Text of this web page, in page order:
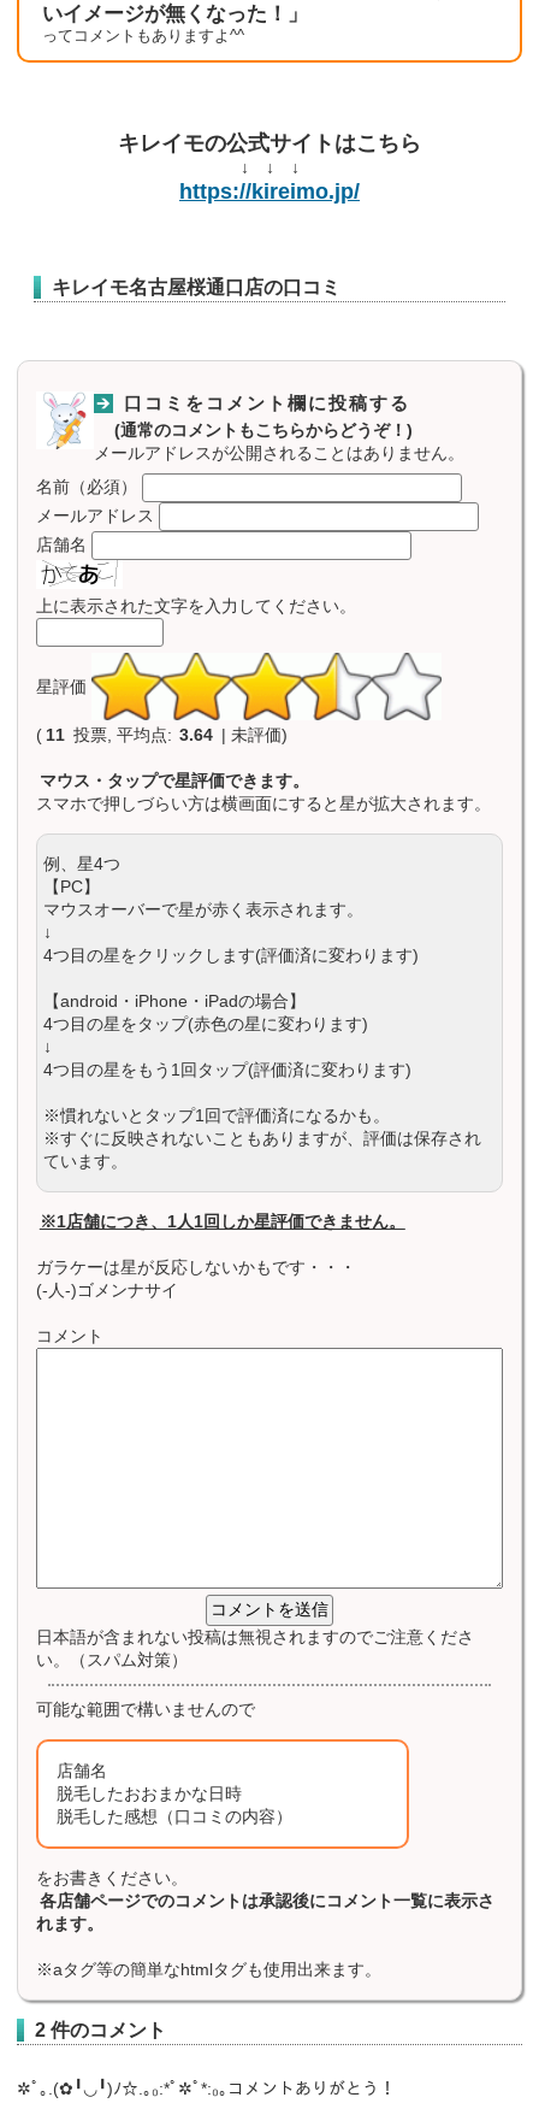
いイメージが無くなった！」
ってコメントもありますよ^^
キレイモの公式サイトはこちら
↓ ↓ ↓
https://kireimo.jp/
キレイモ名古屋桜通口店の口コミ
口コミをコメント欄に投稿する
(通常のコメントもこちらからどうぞ！)
メールアドレスが公開されることはありません。
名前（必須）
メールアドレス
店舗名
上に表示された文字を入力してください。
星評価
( 11 投票, 平均点: 3.64 | 未評価)
マウス・タップで星評価できます。
スマホで押しづらい方は横画面にすると星が拡大されます。
例、星4つ
【PC】
マウスオーバーで星が赤く表示されます。
↓
4つ目の星をクリックします(評価済に変わります)
【android・iPhone・iPadの場合】
4つ目の星をタップ(赤色の星に変わります)
↓
4つ目の星をもう1回タップ(評価済に変わります)
※慣れないとタップ1回で評価済になるかも。
※すぐに反映されないこともありますが、評価は保存され
ています。
※1店舗につき、1人1回しか星評価できません。
ガラケーは星が反応しないかもです・・・
(-人-)ゴメンナサイ
コメント
日本語が含まれない投稿は無視されますのでご注意くださ
い。（スパム対策）
可能な範囲で構いませんので
店舗名
脱毛したおおまかな日時
脱毛した感想（口コミの内容）
をお書きください。
各店舗ページでのコメントは承認後にコメント一覧に表示さ
れます。
※aタグ等の簡単なhtmlタグも使用出来ます。
2 件のコメント
✲ﾟ｡.(✿╹◡╹)ﾉ☆.｡₀:*ﾟ✲ﾟ*:₀｡コメントありがとう！